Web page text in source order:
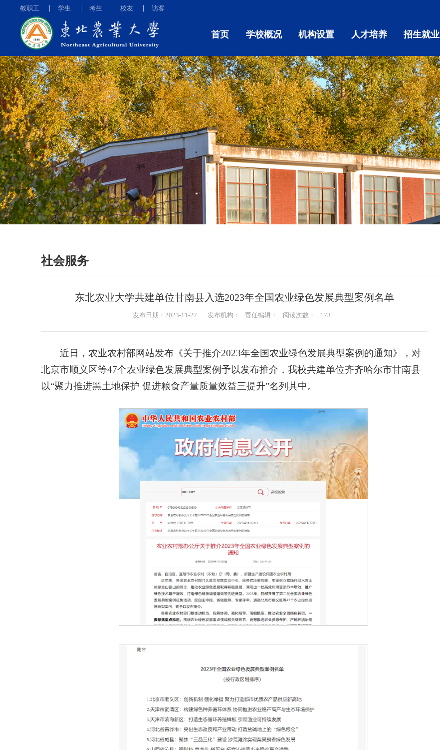
教职工 学生 考生 校友 访客
首页 学校概况 机构设置 人才培养 招生就业
社会服务
东北农业大学共建单位甘南县入选2023年全国农业绿色发展典型案例名单
发布日期：2023-11-27 发布机构： 责任编辑： 阅读次数： 173
近日，农业农村部网站发布《关于推介2023年全国农业绿色发展典型案例的通知》，对
北京市顺义区等47个农业绿色发展典型案例予以发布推介，我校共建单位齐齐哈尔市甘南县
以“聚力推进黑土地保护 促进粮食产量质量效益三提升”名列其中。